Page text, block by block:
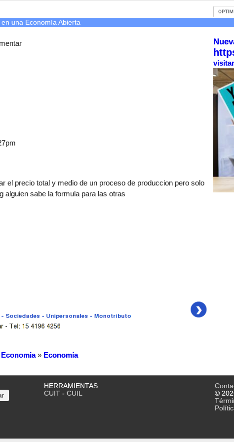
una Economía Abierta
el precio total y medio de un proceso de produccion pero solo
alguien sabe la formula para las otras
Economia» Economía
HERRAMIENTAS
CUIT- CUIL
©